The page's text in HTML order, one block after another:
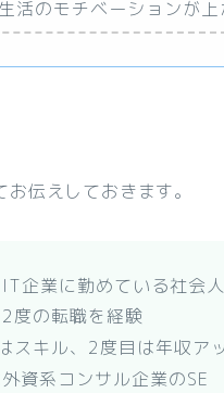
活のモチベーションが上
伝えしておきます。
企業に勤めている社会
度の転職を経験
スキル、2度目は年収ア
資系コンサル企業のSE